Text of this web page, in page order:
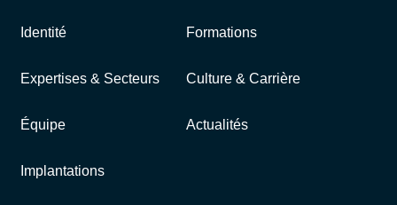
Identité Formations
Expertises & Secteurs Culture & Carrière
Équipe Actualités
Implantations